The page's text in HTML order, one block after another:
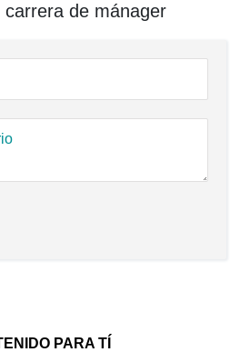
de mánager
PARA TÍ